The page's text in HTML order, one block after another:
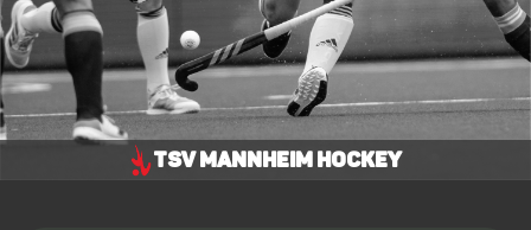
TSV Mannheim Hockey